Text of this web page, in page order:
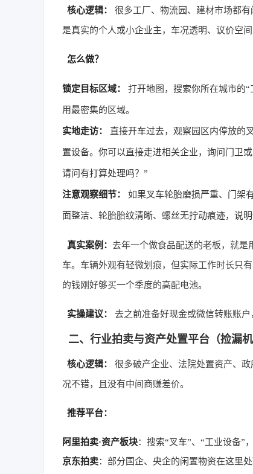
核心逻辑： 很多工厂、物流园、建材市场都
是真实的个人或小企业主，车况透明、议价空间
怎么做？
锁定目标区域： 打开地图，搜索你所在城市的
用最密集的区域。
实地走访： 直接开车过去，观察园区内停放的
置设备。你可以直接走进相关企业，询问门卫
请问有打算处理吗？”
注意观察细节： 如果叉车轮胎磨损严重、门架
面整洁、轮胎胎纹清晰、螺丝无拧动痕迹，说
真实案例： 去年一个做食品配送的老板，就是
车。车辆外观有轻微划痕，但实际工作时长只
的钱刚好够买一个季度的高配电池。
实操建议： 去之前准备好现金或微信转账账
二、行业拍卖与资产处置平台（捡漏机
核心逻辑： 很多破产企业、法院处置资产、
况不错，且没有中间商赚差价。
推荐平台：
阿里拍卖·资产板块：搜索“叉车”、“工业设备”
京东拍卖：部分国企、央企的闲置物资在这里处